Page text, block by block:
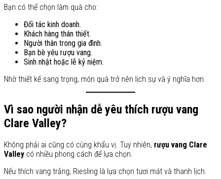
Bạn có thể chọn làm quà cho:
Đối tác kinh doanh.
Khách hàng thân thiết.
Người thân trong gia đình.
Bạn bè yêu rượu vang.
Sinh nhật hoặc lễ kỷ niệm.
Nhờ thiết kế sang trọng, món quà trở nên lịch sự và ý nghĩa hơn.
Vì sao người nhận dễ yêu thích rượu vang
Clare Valley?
Không phải ai cũng có cùng khẩu vị. Tuy nhiên, rượu vang Clare
Valley có nhiều phong cách để lựa chọn.
Nếu thích vang trắng, Riesling là lựa chọn tươi mát và thanh lịch.